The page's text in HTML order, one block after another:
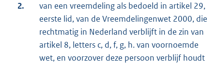
2.
van een vreemdeling als bedoeld in artikel 29,
eerste lid, van de Vreemdelingenwet 2000, die
rechtmatig in Nederland verblijft in de zin van
artikel 8, letters c, d, f, g, h. van voornoemde
wet, en voorzover deze persoon verblijf houdt